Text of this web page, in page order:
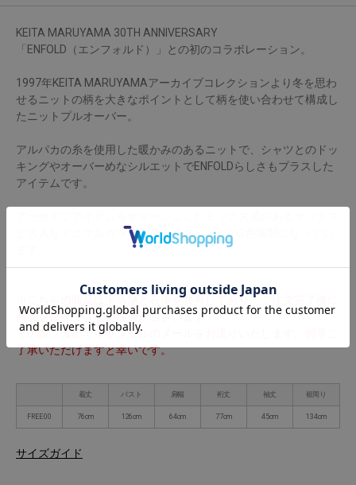
KEITA MARUYAMA 30TH ANNIVERSARY
「ENFOLD（エンフォルド）」との初のコラボレーション。
1997年KEITA MARUYAMAアーカイブコレクションより冬を思わ
せるニットの柄を大きなポイントとして柄を使い合わせて構成し
たニットプルオーバー。
アルパカの糸を使用した暖かみのあるニットで、シャツとのドッ
キングやオーバーめなシルエットでENFOLDらしさもプラスした
アイテムです。
と大人なミニマルカラーのダークネイビーの2色展開になってい
※こちらの商品は実店舗と在庫を共有しており、ご注文完了後に
商品を確保できない場合がございます。
その際、改めてキャンセルのメールをお送りいたします。何卒ご
了承いただけますと幸いです。
着丈 バスト 肩幅 裄丈 袖丈 裾周り
FREE 00 76cm 126cm 64cm 77cm 45cm 134cm
サイズガイド